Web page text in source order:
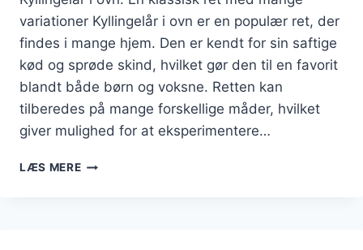
variationer Kyllingelår i ovn er en populær ret, der
findes i mange hjem. Den er kendt for sin saftige
kød og sprøde skind, hvilket gør den til en favorit
blandt både børn og voksne. Retten kan
tilberedes på mange forskellige måder, hvilket
giver mulighed for at eksperimentere…
LÆS MEREKYLLINGELÅR